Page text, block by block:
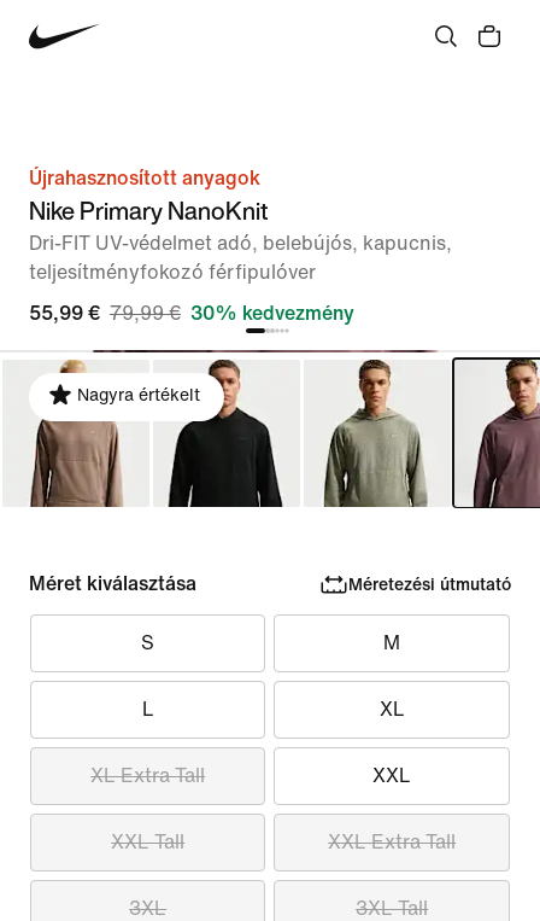
Újrahasznosított anyagok
Nike Primary NanoKnit
Dri-FIT UV-védelmet adó, belebújós, kapucnis,
teljesítményfokozó férfipulóver
55,99 € 79,99 € 30% kedvezmény
Nagyra értékelt
Méret kiválasztása Méretezési útmutató
S M
L XL
XL Extra Tall XXL
XXL Tall XXL Extra Tall
3XL 3XL Tall